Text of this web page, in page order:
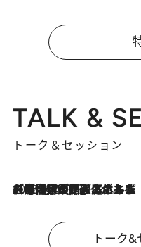
TALK &
トーク＆セッション
2026.8.3
「今後値上げがあるとすれば…」「リスクがあるのは今年の冬」エネルギー専門家が語る、ホルムズ海峡封鎖が家庭にもたらす“ある心配”
トーク